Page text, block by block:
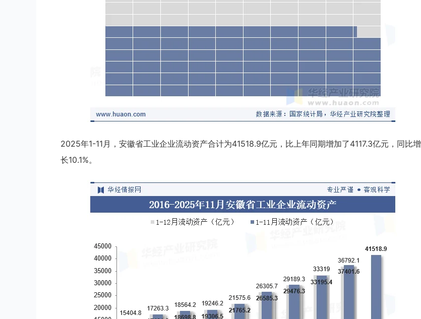
2025年1-11月，安徽省工业企业流动资产合计为41518.9亿元，比上年同期增加了4117.3亿元，同比增
长10.1%。